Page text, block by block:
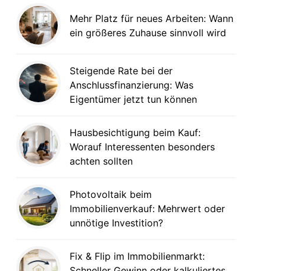
Mehr Platz für neues Arbeiten: Wann
ein größeres Zuhause sinnvoll wird
Steigende Rate bei der
Anschlussfinanzierung: Was
Eigentümer jetzt tun können
Hausbesichtigung beim Kauf:
Worauf Interessenten besonders
achten sollten
Photovoltaik beim
Immobilienverkauf: Mehrwert oder
unnötige Investition?
Fix & Flip im Immobilienmarkt: